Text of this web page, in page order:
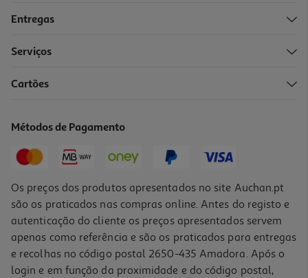
Entregas
Serviços
Cartões
Métodos de Pagamento
Os preços dos produtos apresentados no site Auchan.pt
são os praticados nas compras online. Antes do registo e
autenticação do cliente os preços apresentados servem
apenas como referência e são os praticados para entregas
e recolhas no código postal 2650-435 Amadora. Após o
login e em função da proximidade e do código postal,